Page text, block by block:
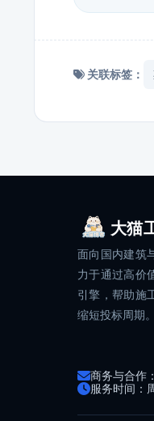
关联标签：
大猫
面向国内建筑
力于通过高价
引擎，帮助施
缩短投标周期。
商务与合作
服务时间：